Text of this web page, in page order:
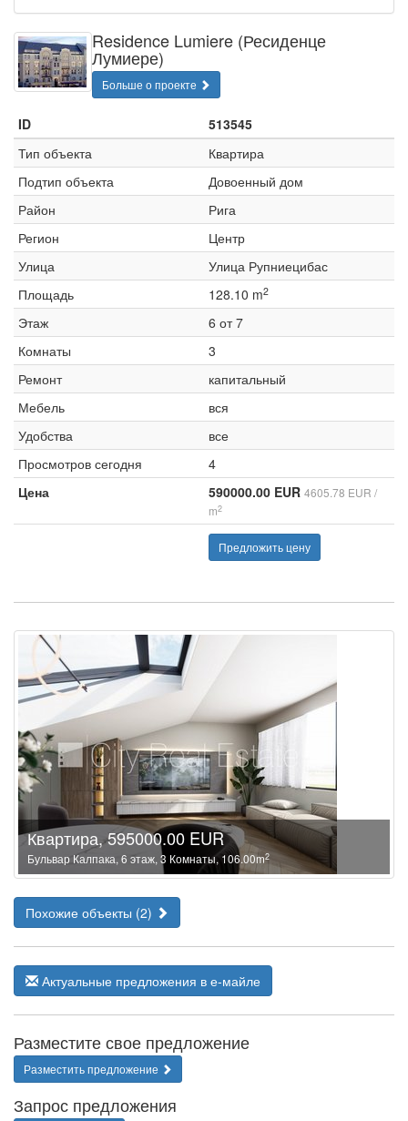
Residence Lumiere (Ресиденце
Лумиере)
Больше о проекте
ID
513545
Тип объекта
Квартира
Подтип объекта
Довоенный дом
Район
Рига
Регион
Центр
Улица
Улица Рупниецибас
Площадь
128.10 m2
Этаж
6 от 7
Комнаты
3
Ремонт
капитальный
Мебель
вся
Удобства
все
Просмотров сегодня
4
Цена
590000.00 EUR 4605.78 EUR /
m2
Предложить цену
Квартира, 595000.00 EUR
Бульвар Калпака, 6 этаж, 3 Комнаты, 106.00m2
Похожие объекты (2)
Актуальные предложения в е-майле
Разместите свое предложение
Разместить предложение
Запрос предложения